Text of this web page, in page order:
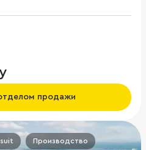
продажи
Производство